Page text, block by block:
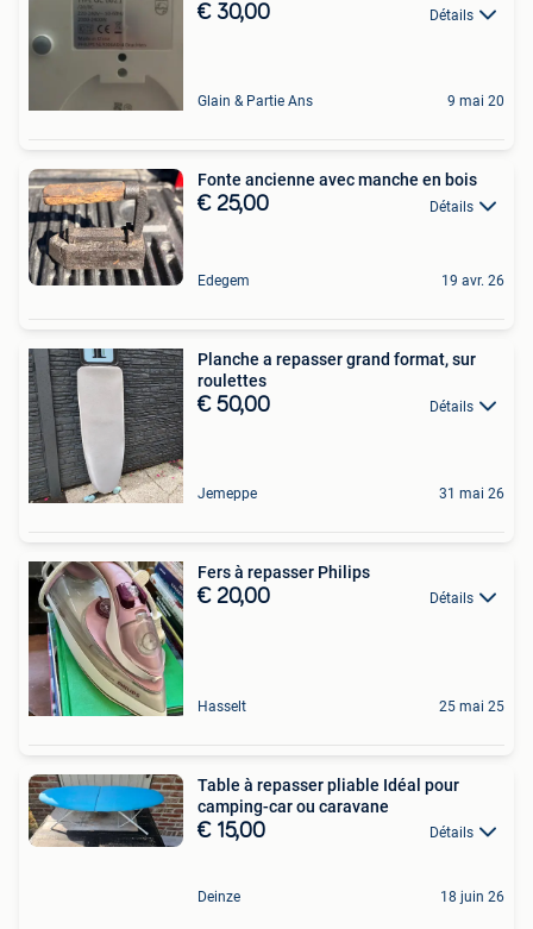
€ 30,00 Détails
Glain & Partie Ans 9 mai 20
Fonte ancienne avec manche en bois
€ 25,00 Détails
Edegem 19 avr. 26
Planche a repasser grand format, sur
roulettes
€ 50,00 Détails
Jemeppe 31 mai 26
Fers à repasser Philips
€ 20,00 Détails
Hasselt 25 mai 25
Table à repasser pliable Idéal pour
camping-car ou caravane
€ 15,00 Détails
Deinze 18 juin 26